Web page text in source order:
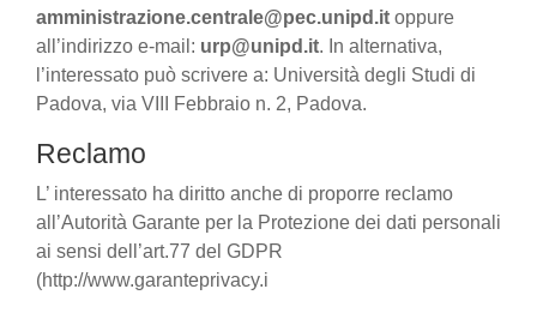
amministrazione.centrale@pec.unipd.it oppure
all’indirizzo e-mail: urp@unipd.it. In alternativa,
l’interessato può scrivere a: Università degli Studi di
Padova, via VIII Febbraio n. 2, Padova.
Reclamo
L’ interessato ha diritto anche di proporre reclamo
all’Autorità Garante per la Protezione dei dati personali
ai sensi dell’art.77 del GDPR
(http://www.garanteprivacy.i